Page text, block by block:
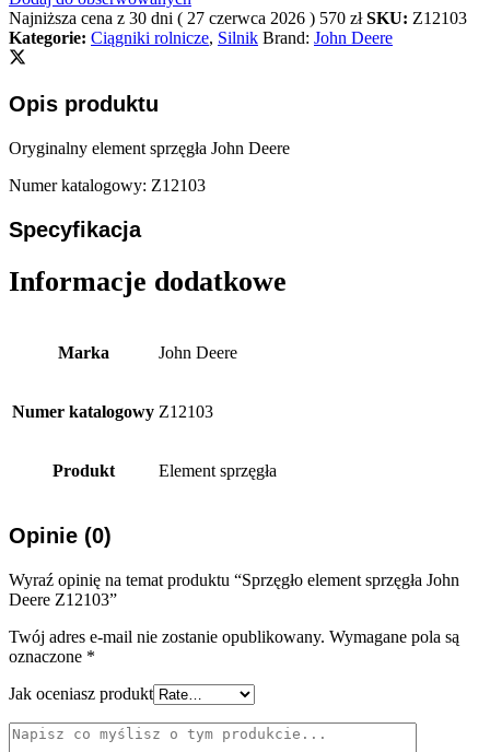
Najniższa cena z 30 dni ( 27 czerwca 2026 ) 570 zł SKU: Z12103
Kategorie: Ciągniki rolnicze, Silnik Brand: John Deere
Opis produktu
Oryginalny element sprzęgła John Deere
Numer katalogowy: Z12103
Specyfikacja
Informacje dodatkowe
Marka John Deere
Numer katalogowy Z12103
Produkt Element sprzęgła
Opinie (0)
Wyraź opinię na temat produktu “Sprzęgło element sprzęgła John
Deere Z12103”
Twój adres e-mail nie zostanie opublikowany. Wymagane pola są
oznaczone *
Jak oceniasz produkt